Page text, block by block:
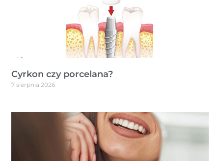
Cyrkon czy porcelana?
7 sierpnia 2026